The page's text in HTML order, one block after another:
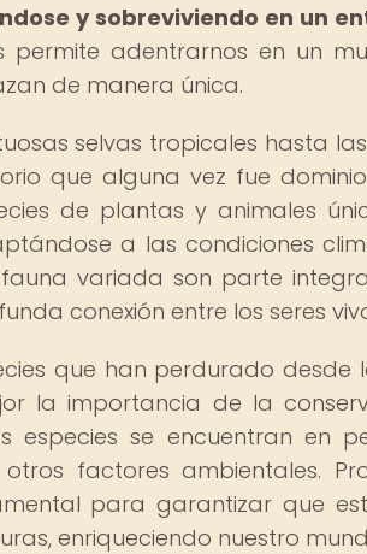
y sobreviviendo en un
permite adentrarnos en un
de manera única.
selvas tropicales hasta
que alguna vez fue
de plantas y animales
a las condiciones
variada son parte
conexión entre los seres
que han perdurado
la importancia de la
especies se encuentran
factores ambientales.
para garantizar que
enriqueciendo nuestro